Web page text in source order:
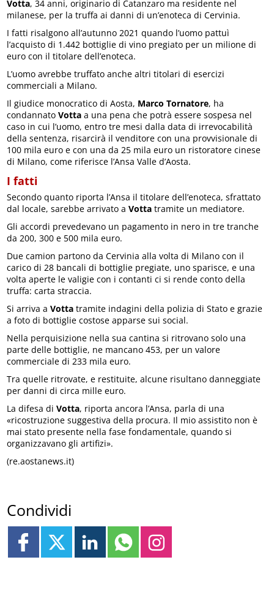
Votta, 34 anni, originario di Catanzaro ma residente nel
milanese, per la truffa ai danni di un’enoteca di Cervinia.
I fatti risalgono all’autunno 2021 quando l’uomo pattuì
l’acquisto di 1.442 bottiglie di vino pregiato per un milione di
euro con il titolare dell’enoteca.
L’uomo avrebbe truffato anche altri titolari di esercizi
commerciali a Milano.
Il giudice monocratico di Aosta, Marco Tornatore, ha
condannato Votta a una pena che potrà essere sospesa nel
caso in cui l’uomo, entro tre mesi dalla data di irrevocabilità
della sentenza, risarcirà il venditore con una provvisionale di
100 mila euro e con una da 25 mila euro un ristoratore cinese
di Milano, come riferisce l’Ansa Valle d’Aosta.
I fatti
Secondo quanto riporta l’Ansa il titolare dell’enoteca, sfrattato
dal locale, sarebbe arrivato aVotta tramite un mediatore.
Gli accordi prevedevano un pagamento in nero in tre tranche
da 200, 300 e 500 mila euro.
Due camion partono da Cervinia alla volta di Milano con il
carico di 28 bancali di bottiglie pregiate, uno sparisce, e una
volta aperte le valigie con i contanti ci si rende conto della
truffa: carta straccia.
Si arriva aVotta tramite indagini della polizia di Stato e grazie
a foto di bottiglie costose apparse sui social.
Nella perquisizione nella sua cantina si ritrovano solo una
parte delle bottiglie, ne mancano 453, per un valore
commerciale di 233 mila euro.
Tra quelle ritrovate, e restituite, alcune risultano danneggiate
per danni di circa mille euro.
La difesa di Votta, riporta ancora l’Ansa, parla di una
«ricostruzione suggestiva della procura. Il mio assistito non è
mai stato presente nella fase fondamentale, quando si
organizzavano gli artifizi».
(re.aostanews.it)
Condividi